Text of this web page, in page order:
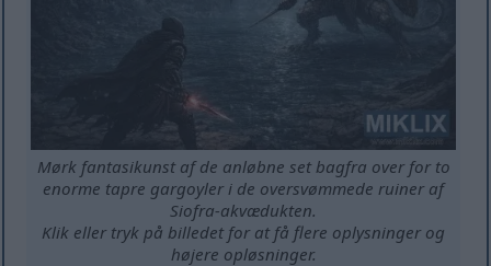
Mørk fantasikunst af de anløbne set bagfra over for to
enorme tapre gargoyler i de oversvømmede ruiner af
Siofra-akvædukten.
Klik eller tryk på billedet for at få flere oplysninger og
højere opløsninger.